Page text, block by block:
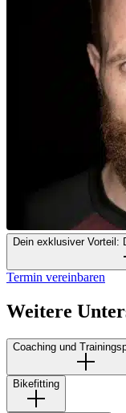
Dein exklusiver Vorteil:
Termin vereinbaren
Weitere
Coaching und
Bikefitting